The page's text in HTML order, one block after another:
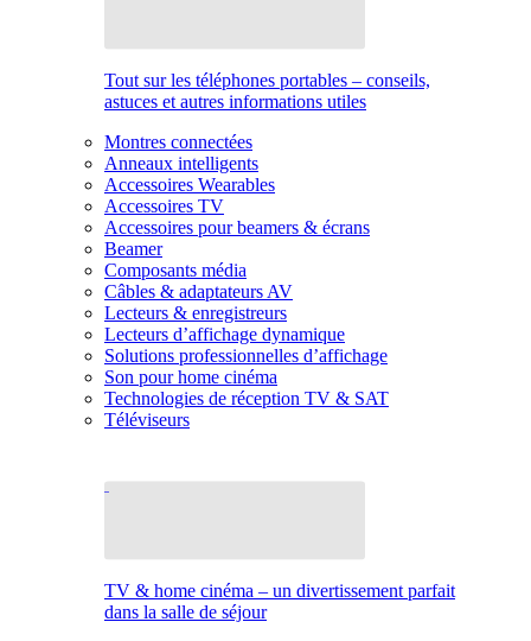
Tout sur les téléphones portables – conseils,
astuces et autres informations utiles
Montres connectées
Anneaux intelligents
Accessoires Wearables
Accessoires TV
Accessoires pour beamers & écrans
Beamer
Composants média
Câbles & adaptateurs AV
Lecteurs & enregistreurs
Lecteurs d’affichage dynamique
Solutions professionnelles d’affichage
Son pour home cinéma
Technologies de réception TV & SAT
Téléviseurs
TV & home cinéma – un divertissement parfait
dans la salle de séjour